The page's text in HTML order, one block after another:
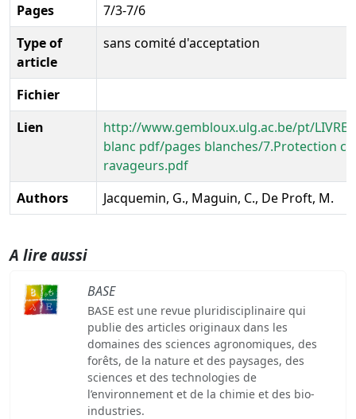
Pages
7/3-7/6
Type of
article
sans comité d'acceptation
Fichier
Lien
http://www.gembloux.ulg.ac.be/pt/
blanc pdf/pages blanches/7.Protection
ravageurs.pdf
Authors
Jacquemin, G., Maguin, C., De Proft, M.
A lire aussi
BASE
BASE est une revue pluridisciplinaire qui
publie des articles originaux dans les
domaines des sciences agronomiques, des
forêts, de la nature et des paysages, des
sciences et des technologies de
l’environnement et de la chimie et des bio-
industries.